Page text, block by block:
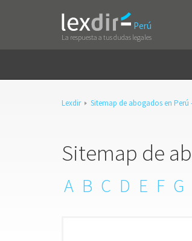
Perú
La respuesta a tus dudas legales
Lexdir Sitemap de abogados en Perú
Sitemap de
A B C D E F G